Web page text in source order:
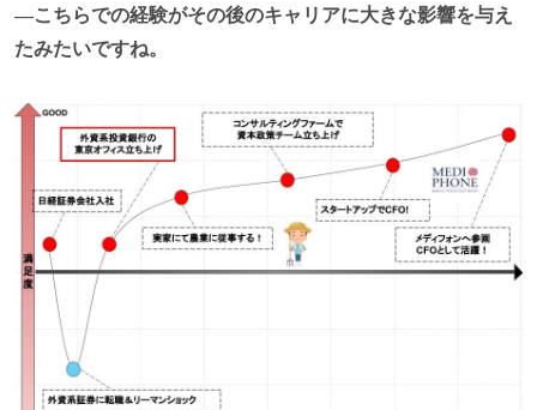
―こちらでの経験がその後のキャリアに大きな影響を与え
たみたいですね。